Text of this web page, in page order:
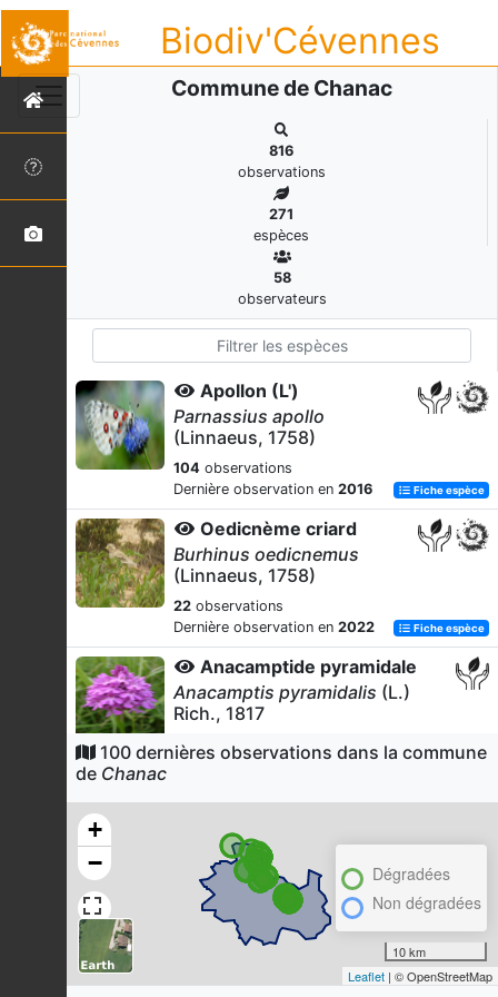
Biodiv'Cévennes
Commune de Chanac
816
observations
271
espèces
58
observateurs
Apollon (L')
Parnassius apollo
(Linnaeus, 1758)
104 observations
Dernière observation en 2016 Fiche espèce
Oedicnème criard
Burhinus oedicnemus
(Linnaeus, 1758)
22 observations
Dernière observation en 2022 Fiche espèce
Anacamptide pyramidale
Anacamptis pyramidalis (L.)
Rich., 1817
18
observations
Dernière observation en
2026
Himantoglosse bouc
Himantoglossum hircinum
Spreng., 1826
observations
Dernière observation en
2025 Fiche espèce
Ophrys mouche
L., 1753
100 dernières observations dans la commune
de Chanac
+
−
Dégradées
Non dégradées
10 km
Leaflet | © OpenStreetMap